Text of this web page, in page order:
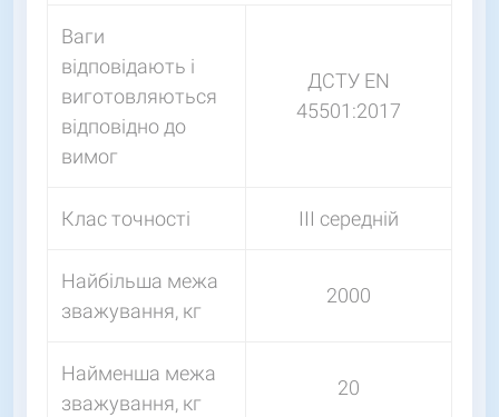
Ваги
відповідають і
виготовляються
відповідно до
вимог
ДСТУ EN
45501:2017
Клас точності III середній
Найбільша межа
зважування, кг
2000
Найменша межа
зважування, кг
20